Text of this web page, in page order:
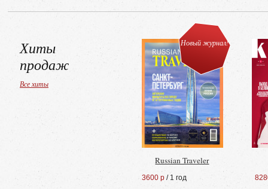
Хиты
продаж
Все хиты
Новый журнал!
Russian Traveler
3600 р / 1 год